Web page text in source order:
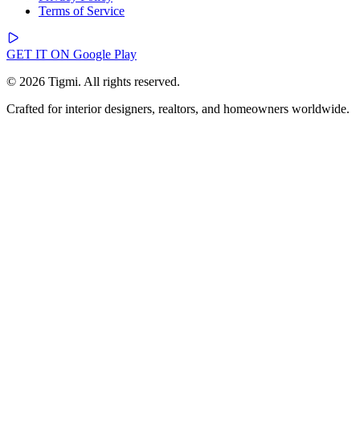
Terms of Service
GET IT ON Google Play
© 2026 Tigmi. All rights reserved.
Crafted for interior designers, realtors, and homeowners worldwide.